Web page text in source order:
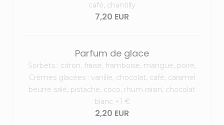
café, chantilly
7,20 EUR
Parfum de glace
Sorbets : citron, fraise, framboise, mangue, poire,
Crèmes glacées : vanille, chocolat, café, caramel
beurre salé, pistache, coco, rhum raisin, chocolat
blanc +1 €
2,20 EUR